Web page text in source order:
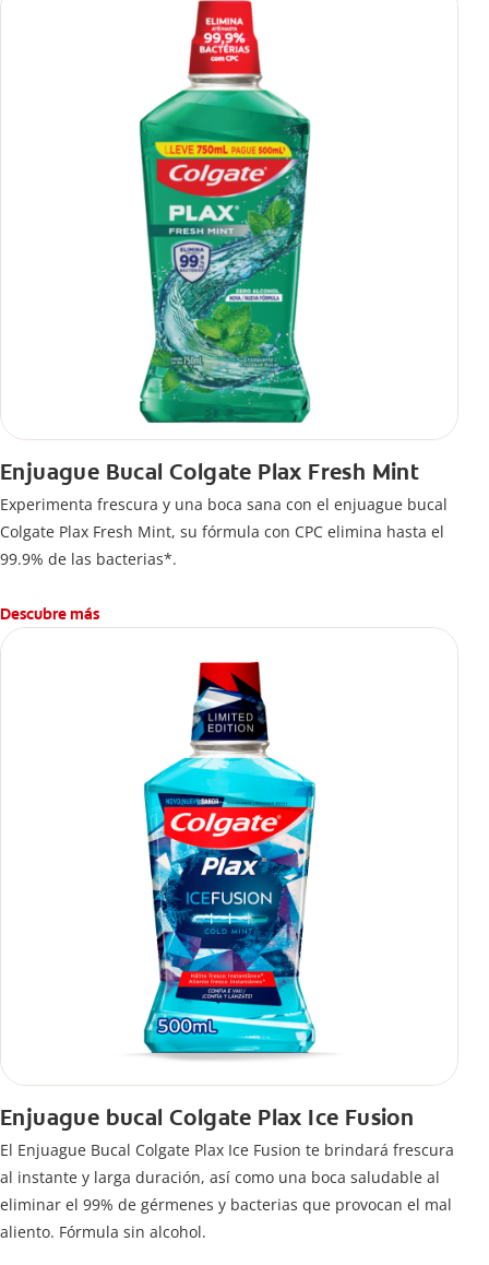
Enjuague Bucal Colgate Plax Fresh Mint
Experimenta frescura y una boca sana con el enjuague bucal
Colgate Plax Fresh Mint, su fórmula con CPC elimina hasta el
99.9% de las bacterias*.
Descubre más
Enjuague bucal Colgate Plax Ice Fusion
El Enjuague Bucal Colgate Plax Ice Fusion te brindará frescura
al instante y larga duración, así como una boca saludable al
eliminar el 99% de gérmenes y bacterias que provocan el mal
aliento. Fórmula sin alcohol.